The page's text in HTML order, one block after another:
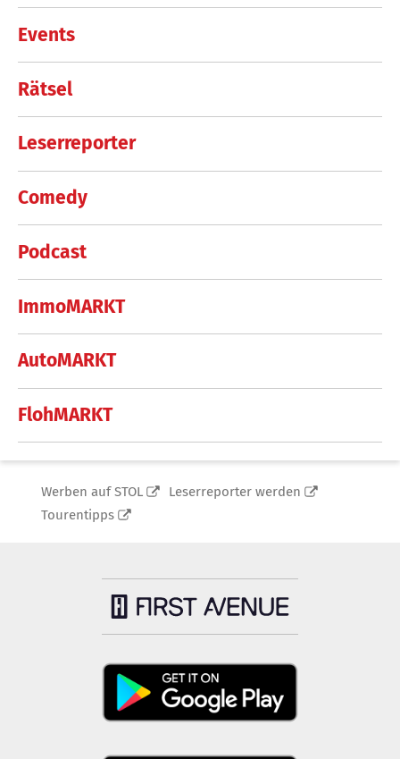
Events
Rätsel
Leserreporter
Comedy
Podcast
ImmoMARKT
AutoMARKT
FlohMARKT
Werben auf STOL
Leserreporter werden
Tourentipps